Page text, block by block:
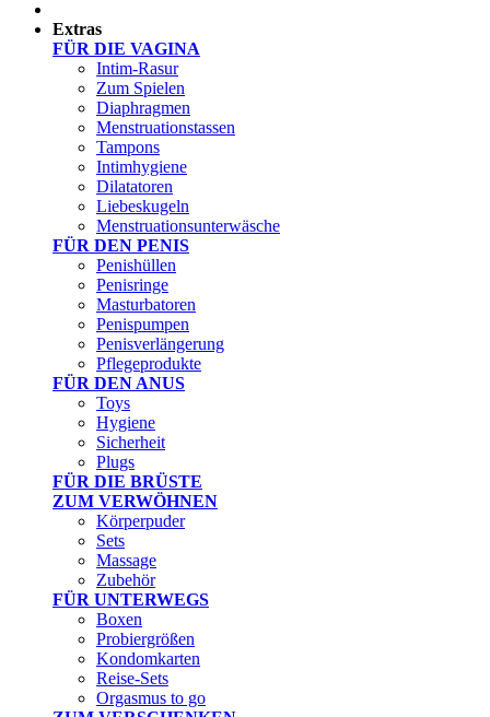
Extras
FÜR DIE VAGINA
Intim-Rasur
Zum Spielen
Diaphragmen
Menstruationstassen
Tampons
Intimhygiene
Dilatatoren
Liebeskugeln
Menstruationsunterwäsche
FÜR DEN PENIS
Penishüllen
Penisringe
Masturbatoren
Penispumpen
Penisverlängerung
Pflegeprodukte
FÜR DEN ANUS
Toys
Hygiene
Sicherheit
Plugs
FÜR DIE BRÜSTE
ZUM VERWÖHNEN
Körperpuder
Sets
Massage
Zubehör
FÜR UNTERWEGS
Boxen
Probiergrößen
Kondomkarten
Reise-Sets
Orgasmus to go